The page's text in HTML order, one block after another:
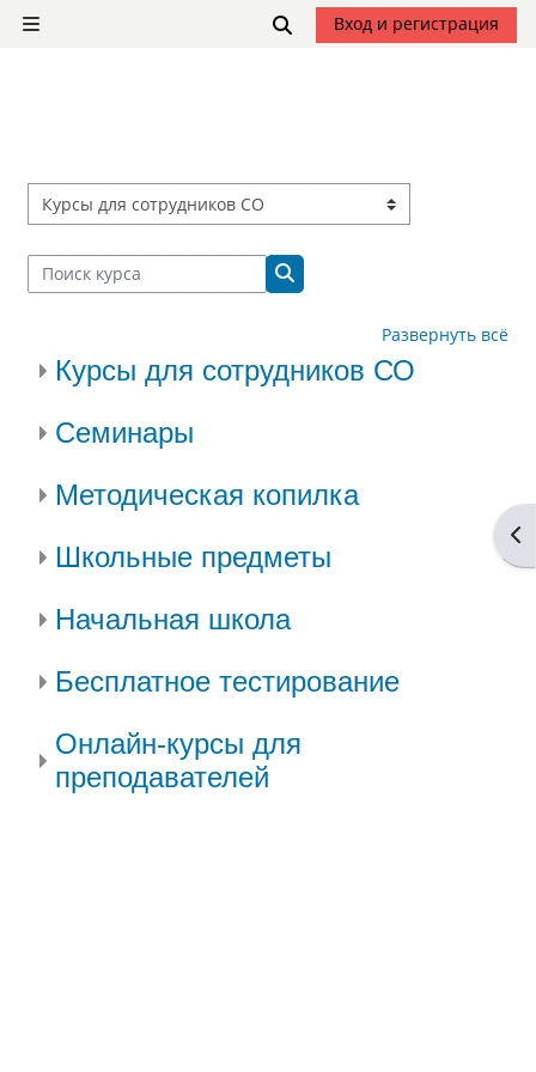
Перейти к основному содержанию Изменить данные
Вход и регистрация
Категории курсов
Поиск курса
Поиск курса
Развернуть всё
Курсы для сотрудников СО
Семинары
Методическая копилка
Школьные предметы
Начальная школа
Бесплатное тестирование
Онлайн-курсы для
преподавателей